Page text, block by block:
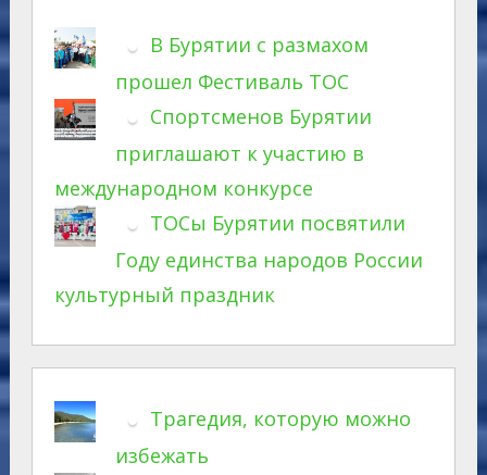
В Бурятии с размахом
прошел Фестиваль ТОС
Спортсменов Бурятии
приглашают к участию в
международном конкурсе
ТОСы Бурятии посвятили
Году единства народов России
культурный праздник
Трагедия, которую можно
избежать